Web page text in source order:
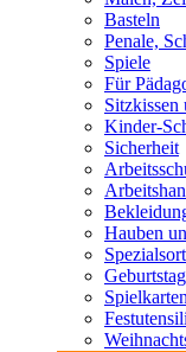
Basteln
Penale,
Spiele
Für
Sitzkissen
Kinder-
Sicherheit
Hauben